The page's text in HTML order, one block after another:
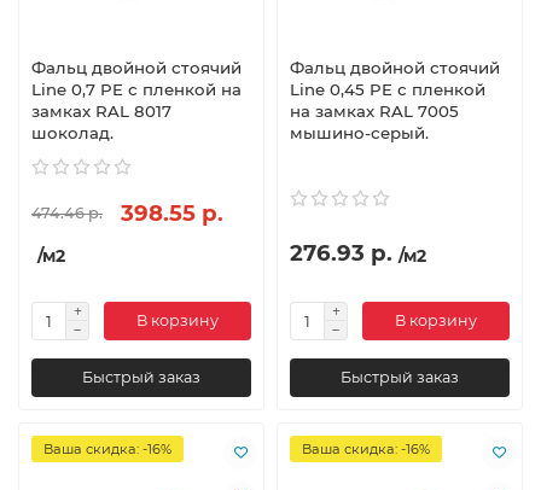
Фальц двойной стоячий
Line 0,7 PE с пленкой на
замках RAL 8017
шоколад.
474.46 р. 398.55 р.
/м2
В корзину
Быстрый заказ
Фальц двойной стоячий
Line 0,45 PE с пленкой
на замках RAL 7005
мышино-серый.
276.93 р. /м2
В корзину
Быстрый заказ
Ваша скидка: -16% Ваша скидка: -16%